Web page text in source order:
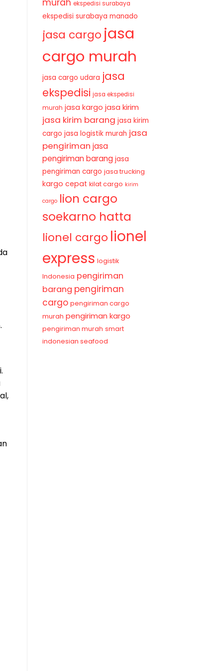
murah ekspedisi surabaya
ekspedisi surabaya manado
jasa cargo jasa
cargo murah
jasa cargo udara jasa
ekspedisi jasa ekspedisi
murah jasa kargo jasa kirim
jasa kirim barang jasa kirim
cargo jasa logistik murah jasa
pengiriman jasa
pengiriman barang jasa
pengiriman cargo jasa trucking
kargo cepat kilat cargo kirim
cargo lion cargo
soekarno hatta
lionel cargo lionel
express logistik
Indonesia pengiriman
barang pengiriman
cargo pengiriman cargo
murah pengiriman kargo
pengiriman murah smart
indonesian seafood